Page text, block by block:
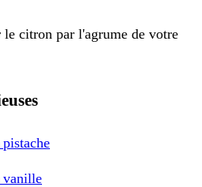
le citron par l'agrume de votre
vanille